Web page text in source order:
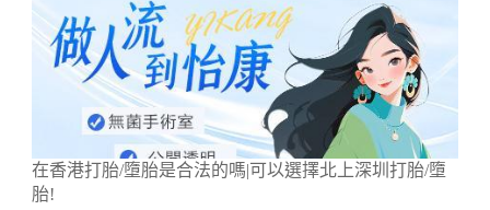
在香港打胎/墮胎是合法的嗎|可以選擇北上深圳打胎/墮
胎!